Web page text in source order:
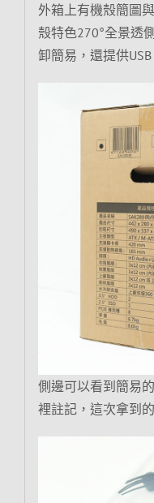
外箱上有機殼簡圖
殼特色270°全景透
卸簡易，還提供USB
側邊可以看到簡易
裡註記，這次拿到